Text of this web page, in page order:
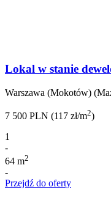
Lokal w stanie
Warszawa (Mokotów)
7 500 PLN (117 zł/m2)
1
-
64 m2
-
Przejdź do oferty